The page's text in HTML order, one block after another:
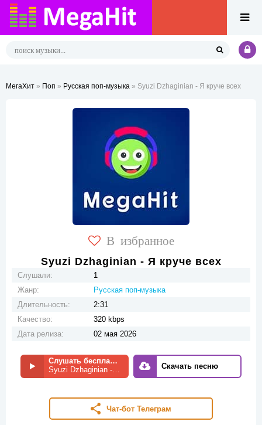
МегаХит » Поп » Русская поп-музыка » Syuzi Dzhaginian - Я круче всех
В избранное
Syuzi Dzhaginian - Я круче всех
Слушали:
1
Жанр:
Русская поп-музыка
Длительность:
2:31
Качество:
320 kbps
Дата релиза:
02 мая 2026
Слушать бесплатно
Syuzi Dzhaginian - Я круче всех
Скачать песню
Чат-бот Телеграм